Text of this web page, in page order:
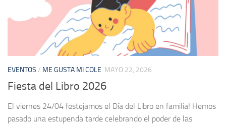
EVENTOS / ME GUSTA MI COLE MAYO 22, 2026
Fiesta del Libro 2026
El viernes 24/04 festejamos el Día del Libro en familia! Hemos
pasado una estupenda tarde celebrando el poder de las